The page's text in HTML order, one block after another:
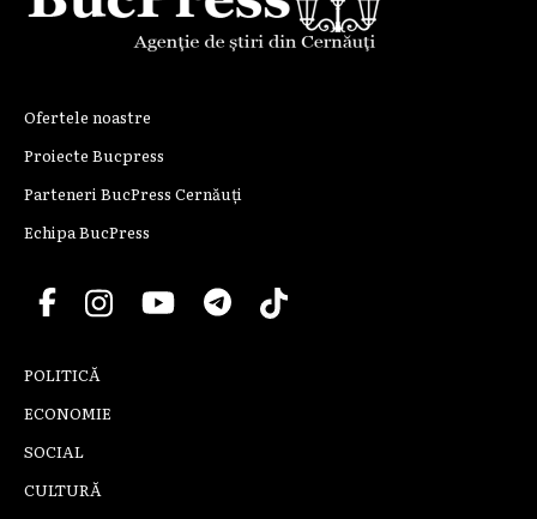
Ofertele noastre
Proiecte Bucpress
Parteneri BucPress Cernăuți
Echipa BucPress
POLITICĂ
ECONOMIE
SOCIAL
CULTURĂ